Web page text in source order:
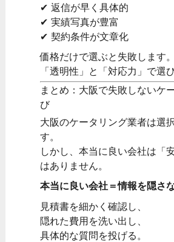
✔ 返信が早く具体的
✔ 実績写真が豊富
✔ 契約条件が文章化
価格だけで選ぶと失敗します。
「透明性」と「対応力」で選
まとめ：大阪で失敗しないケ
び
大阪のケータリング業者は選
す。
しかし、本当に良い会社は「
はありません。
本当に良い会社＝情報を隠さな
見積書を細かく確認し、
隠れた費用を洗い出し、
具体的な質問を投げる。